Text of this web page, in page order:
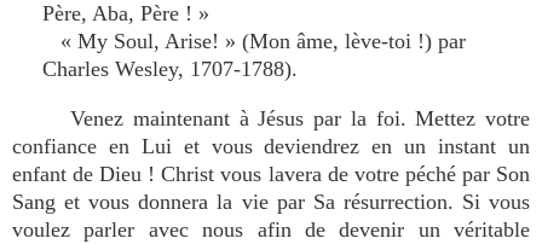
Père, Aba, Père ! »
« My Soul, Arise! » (Mon âme, lève-toi !) par
Charles Wesley, 1707-1788).
Venez maintenant à Jésus par la foi. Mettez votre
confiance en Lui et vous deviendrez en un instant un
enfant de Dieu ! Christ vous lavera de votre péché par Son
Sang et vous donnera la vie par Sa résurrection. Si vous
voulez parler avec nous afin de devenir un véritable